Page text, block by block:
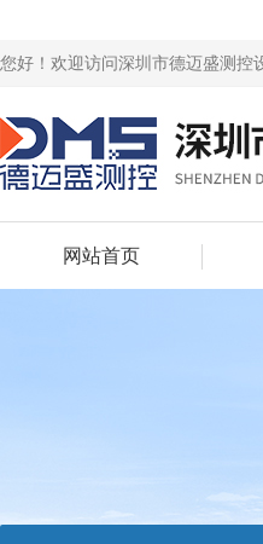
您好！欢迎访问深圳市德迈盛测控
网站首页